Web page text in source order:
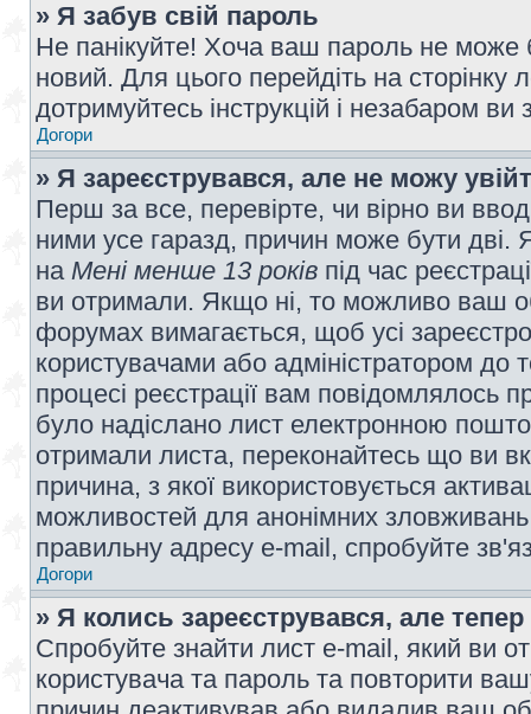
» Я забув свій пароль
Не панікуйте! Хоча ваш пароль не може
новий. Для цього перейдіть на сторінку
дотримуйтесь інструкцій і незабаром
Догори
» Я зареєструвався, але не можу
Перш за все, перевірте, чи вірно ви
ними усе гаразд, причин може бути дві.
на Мені менше 13 років під час
ви отримали. Якщо ні, то можливо ваш
форумах вимагається, щоб усі
користувачами або адміністратором до
процесі реєстрації вам повідомлялось
було надіслано лист електронною
отримали листа, переконайтесь що ви
причина, з якої використовується
можливостей для анонімних
правильну адресу e-mail, спробуйте
Догори
» Я колись зареєструвався, але
Спробуйте знайти лист e-mail, який ви
користувача та пароль та повторити